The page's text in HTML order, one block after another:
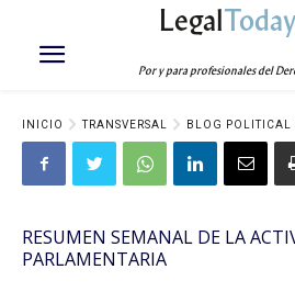
LegalToday
Por y para profesionales del
INICIO TRANSVERSAL BLOG
RESUMEN SEMANAL DE LA
PARLAMENTARIA